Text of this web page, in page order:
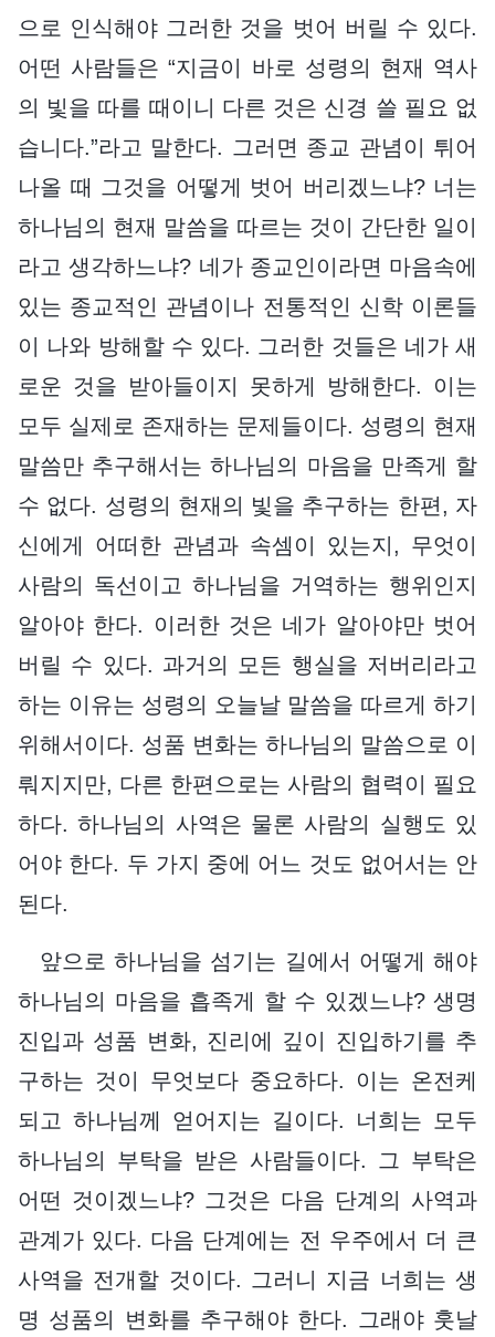
으로 인식해야 그러한 것을 벗어 버릴 수 있다.
어떤 사람들은 “지금이 바로 성령의 현재 역사
의 빛을 따를 때이니 다른 것은 신경 쓸 필요 없
습니다.”라고 말한다. 그러면 종교 관념이 튀어
나올 때 그것을 어떻게 벗어 버리겠느냐? 너는
하나님의 현재 말씀을 따르는 것이 간단한 일이
라고 생각하느냐? 네가 종교인이라면 마음속에
있는 종교적인 관념이나 전통적인 신학 이론들
이 나와 방해할 수 있다. 그러한 것들은 네가 새
로운 것을 받아들이지 못하게 방해한다. 이는
모두 실제로 존재하는 문제들이다. 성령의 현재
말씀만 추구해서는 하나님의 마음을 만족게 할
수 없다. 성령의 현재의 빛을 추구하는 한편, 자
신에게 어떠한 관념과 속셈이 있는지, 무엇이
사람의 독선이고 하나님을 거역하는 행위인지
알아야 한다. 이러한 것은 네가 알아야만 벗어
버릴 수 있다. 과거의 모든 행실을 저버리라고
하는 이유는 성령의 오늘날 말씀을 따르게 하기
위해서이다. 성품 변화는 하나님의 말씀으로 이
뤄지지만, 다른 한편으로는 사람의 협력이 필요
하다. 하나님의 사역은 물론 사람의 실행도 있
어야 한다. 두 가지 중에 어느 것도 없어서는 안
된다.
앞으로 하나님을 섬기는 길에서 어떻게 해야
하나님의 마음을 흡족게 할 수 있겠느냐? 생명
진입과 성품 변화, 진리에 깊이 진입하기를 추
구하는 것이 무엇보다 중요하다. 이는 온전케
되고 하나님께 얻어지는 길이다. 너희는 모두
하나님의 부탁을 받은 사람들이다. 그 부탁은
어떤 것이겠느냐? 그것은 다음 단계의 사역과
관계가 있다. 다음 단계에는 전 우주에서 더 큰
사역을 전개할 것이다. 그러니 지금 너희는 생
명 성품의 변화를 추구해야 한다. 그래야 훗날